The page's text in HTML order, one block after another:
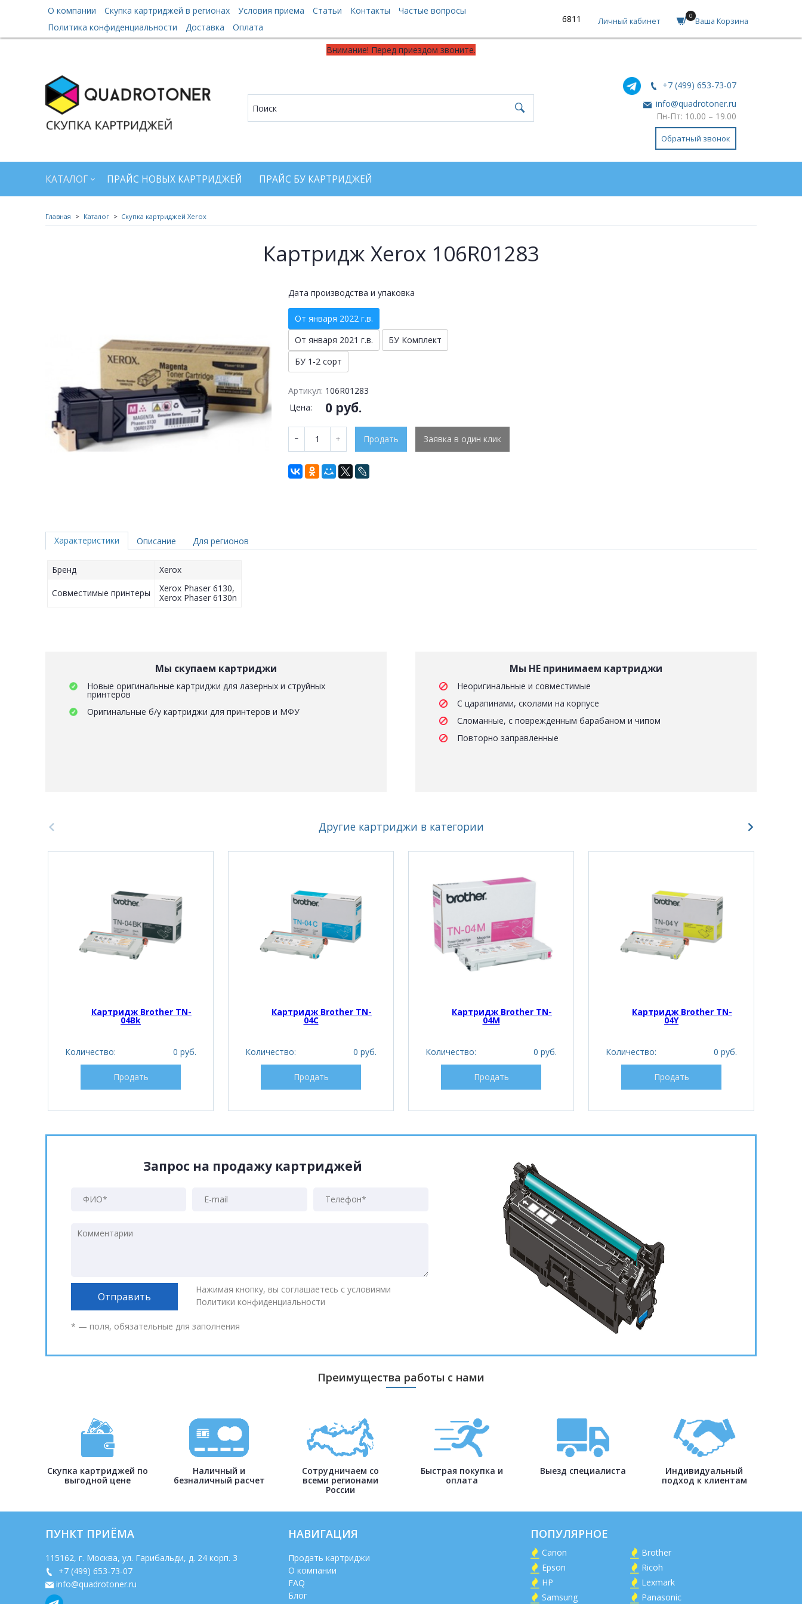
О компании Скупка картриджей в регионах Условия приема Статьи Контакты
Частые вопросы
Политика конфиденциальности
Доставка Оплата
6811 Личный кабинет 0 Ваша Корзина
Внимание! Перед приездом звоните.
+7 (499) 653-73-07
info@quadrotoner.ru
Пн-Пт: 10.00 – 19.00
Обратный звонок
КАТАЛОГ ПРАЙС НОВЫХ КАРТРИДЖЕЙ ПРАЙС БУ КАРТРИДЖЕЙ
Главная Каталог Скупка картриджей Xerox
Картридж Xerox 106R01283
Дата производства и упаковка
От января 2022 г.в.
От января 2021 г.в.
БУ Комплект
БУ 1-2 сорт
Артикул: 106R01283
Цена:
0 руб.
Продать Заявка в один клик
Характеристики
Бренд Xerox
Совместимые принтеры
Xerox Phaser 6130,
Xerox Phaser 6130n
Описание Для регионов
Мы скупаем картриджи
Новые оригинальные картриджи для лазерных и струйных
принтеров
Оригинальные б/у картриджи для принтеров и МФУ
Мы НЕ принимаем картриджи
Неоригинальные и совместимые
С царапинами, сколами на корпусе
Сломанные, с поврежденным барабаном и чипом
Повторно заправленные
Другие картриджи в категории
Картридж Brother TN-
04Bk
Количество: 0 руб.
Продать
Картридж Brother TN-
04C
Количество: 0 руб.
Продать
Картридж Brother TN-
04M
Количество: 0 руб.
Продать
Картридж Brother TN-
04Y
Количество: 0 руб.
Продать
Запрос на продажу картриджей
Нажимая кнопку, вы соглашаетесь с условиями
Политики конфиденциальности
* — поля, обязательные для заполнения
Преимущества работы с нами
Скупка картриджей по
выгодной цене
Наличный и
безналичный расчет
Сотрудничаем со
всеми регионами
России
Быстрая покупка и
оплата
Выезд специалиста
Индивидуальный
подход к клиентам
ПУНКТ ПРИЁМА
115162, г. Москва, ул. Гарибальди, д. 24 корп. 3
+7 (499) 653-73-07
info@quadrotoner.ru
НАВИГАЦИЯ
Продать картриджи
О компании
FAQ
Блог
ПОПУЛЯРНОЕ
Canon
Brother
Epson
Ricoh
HP
Lexmark
Samsung
Panasonic